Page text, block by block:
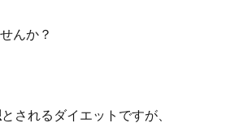
んか？
とされるダイエットですが、